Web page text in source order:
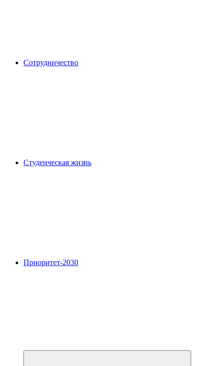
Сотрудничество
Студенческая жизнь
Приоритет-2030